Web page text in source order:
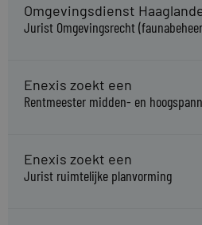
Omgevingsdienst
Jurist Omgevingsrecht
Enexis zoekt een
Rentmeester midden- en
Enexis zoekt een
Jurist ruimtelijke planvorming